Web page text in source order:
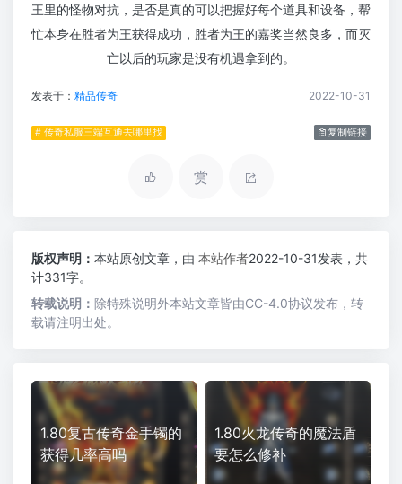
王里的怪物对抗，是否是真的可以把握好每个道具和设备，帮
忙本身在胜者为王获得成功，胜者为王的嘉奖当然良多，而灭
亡以后的玩家是没有机遇拿到的。
发表于： 精品传奇 2022-10-31
# 传奇私服三端互通去哪里找 复制链接
赏
版权声明： 本站原创文章，由 本站作者2022-10-31发表，共
计331字。
转载说明： 除特殊说明外本站文章皆由CC-4.0协议发布，转
载请注明出处。
1.80复古传奇金手镯的
获得几率高吗
1.80火龙传奇的魔法盾
要怎么修补